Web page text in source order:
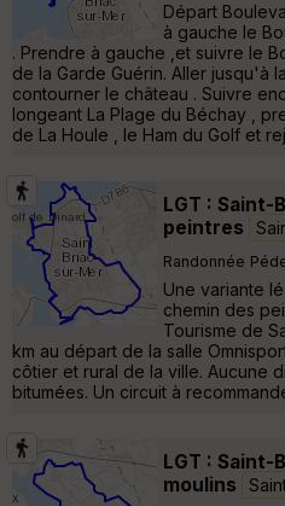
Départ
à gauche le
. Prendre à gauche ,et suivre le
de la Garde Guérin. Aller jusqu'à
contourner le château . Suivre
longeant La Plage du Béchay ,
de La Houle , le Ham du Golf et
LGT : Saint-
peintres
Randonnée
Une variante
chemin des
Tourisme de
km au départ de la salle
côtier et rural de la ville. Aucune
bitumées. Un circuit à
LGT : Saint-
moulins